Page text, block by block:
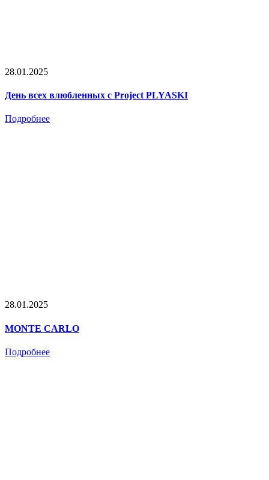
28.01.2025
День всех влюбленных с Project PLYASKI
Подробнее
28.01.2025
MONTE CARLO
Подробнее